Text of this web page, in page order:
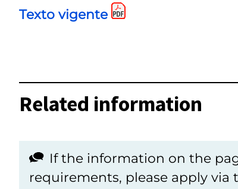
Texto vigente
Related information
If the information on the
requirements, please apply via